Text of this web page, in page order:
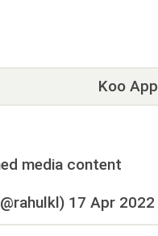
Koo App
media content
17 Apr 2022